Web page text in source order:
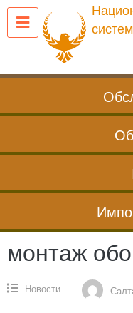
Перейти
содержанию
монтаж
Новости